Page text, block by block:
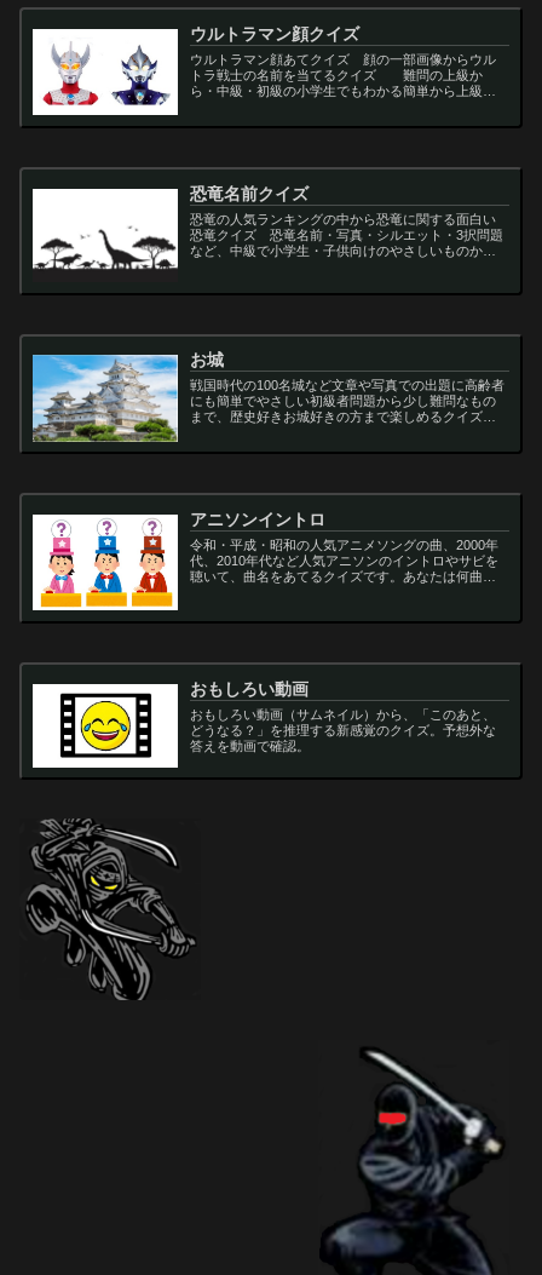
ウルトラマン顔クイズ
ウルトラマン顔あてクイズ 顔の一部画像からウル
トラ戦士の名前を当てるクイズ 難問の上級か
ら・中級・初級の小学生でもわかる簡単から上級者
恐竜名前クイズ
恐竜の人気ランキングの中から恐竜に関する面白い
恐竜クイズ 恐竜名前・写真・シルエット・3択問題
など、中級で小学生・子供向けのやさしいものから
サ...
お城
戦国時代の100名城など文章や写真での出題に高齢者
にも簡単でやさしい初級者問題から少し難問なもの
まで、歴史好きお城好きの方まで楽しめるクイズで
アニソンイントロ
令和・平成・昭和の人気アニメソングの曲、2000年
代、2010年代など人気アニソンのイントロやサビを
聴いて、曲名をあてるクイズです。あなたは何曲わ
おもしろい動画
おもしろい動画（サムネイル）から、「このあと、
どうなる？」を推理する新感覚のクイズ。予想外な
答えを動画で確認。